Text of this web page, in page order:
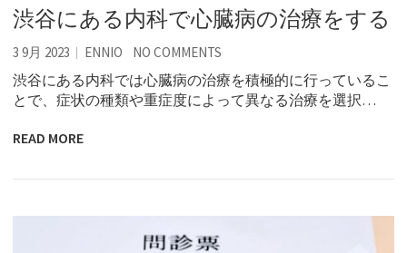
渋谷にある内科で心臓病の治療をする
3 9月 2023 ENNIO NO COMMENTS
渋谷にある内科では心臓病の治療を積極的に行っているこ
とで、症状の種類や重症度によって異なる治療を選択…
READ MORE